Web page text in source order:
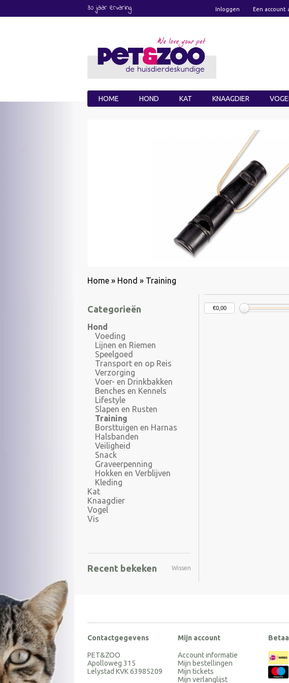
30 jaar ervaring Inloggen Een account
HOME HOND KAT KNAAGDIER
Home » Hond » Training
Categorieën
Hond
Voeding
Lijnen en Riemen
Speelgoed
Transport en op Reis
Verzorging
Voer- en Drinkbakken
Benches en Kennels
Lifestyle
Slapen en Rusten
Training
Borsttuigen en Harnas
Halsbanden
Veiligheid
Snack
Graveerpenning
Hokken en Verblijven
Kleding
Kat
Knaagdier
Vogel
Vis
Recent bekeken Wissen
Contactgegevens
PET&ZOO
Apolloweg 315
Lelystad KVK 63985209
Mijn account
Account informatie
Mijn bestellingen
Mijn tickets
Mijn verlanglijst